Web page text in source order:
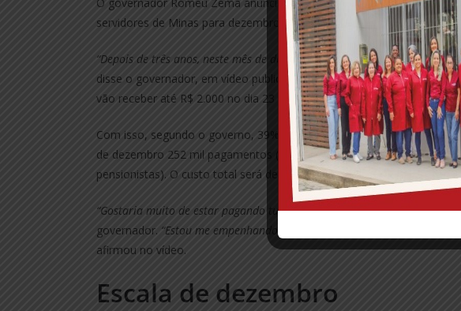
O governador Romeu Zema anunciou, sexta-feira (27), o pagamento
servidores de Minas para dezembro.
“Depois de três anos, neste mês de dezembro, nós vamos conseguir
disse o governador, em vídeo publicado nas redes sociais. Todos os
vão receber até R$ 2.000 no dia 23 de dezembro.
Com isso, segundo o governo, 39% da folha de pagamentos será
de dezembro 252 mil pagamentos (sendo 147 mil para servidores
pensionistas). O custo total será de R$ 1,1 bilhão.
“Gostaria muito de estar pagando tudo, mas já é um avanço em relação
governador. “Estou me empenhando pessoalmente para que o restante
afirmou no vídeo.
Escala de dezembro